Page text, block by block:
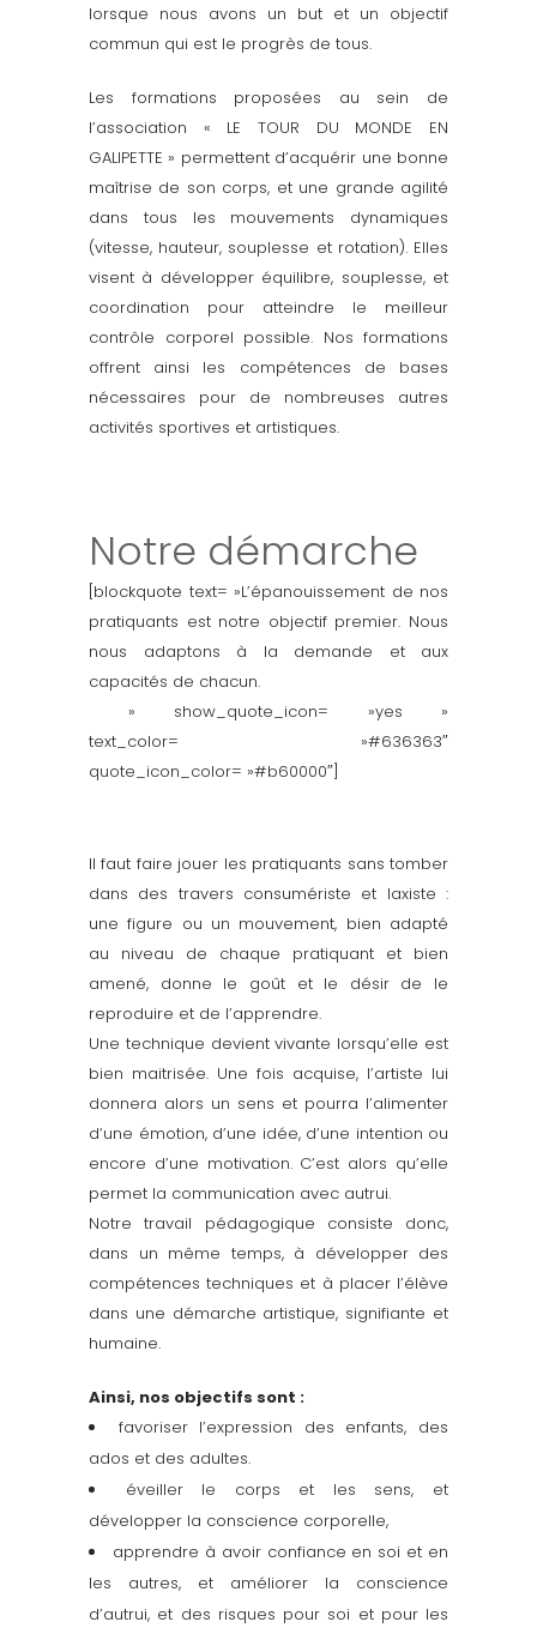
lorsque nous avons un but et un objectif
commun qui est le progrès de tous.
Les formations proposées au sein de
l’association « LE TOUR DU MONDE EN
GALIPETTE » permettent d’acquérir une bonne
maîtrise de son corps, et une grande agilité
dans tous les mouvements dynamiques
(vitesse, hauteur, souplesse et rotation). Elles
visent à développer équilibre, souplesse, et
coordination pour atteindre le meilleur
contrôle corporel possible. Nos formations
offrent ainsi les compétences de bases
nécessaires pour de nombreuses autres
activités sportives et artistiques.
Notre démarche
[blockquote text= »L’épanouissement de nos
pratiquants est notre objectif premier. Nous
nous adaptons à la demande et aux
capacités de chacun.
» show_quote_icon= »yes »
text_color= »#636363″
quote_icon_color= »#b60000″]
Il faut faire jouer les pratiquants sans tomber
dans des travers consumériste et laxiste :
une figure ou un mouvement, bien adapté
au niveau de chaque pratiquant et bien
amené, donne le goût et le désir de le
reproduire et de l’apprendre.
Une technique devient vivante lorsqu’elle est
bien maitrisée. Une fois acquise, l’artiste lui
donnera alors un sens et pourra l’alimenter
d’une émotion, d’une idée, d’une intention ou
encore d’une motivation. C’est alors qu’elle
permet la communication avec autrui.
Notre travail pédagogique consiste donc,
dans un même temps, à développer des
compétences techniques et à placer l’élève
dans une démarche artistique, signifiante et
humaine.
Ainsi, nos objectifs sont :
favoriser l’expression des enfants, des
ados et des adultes.
éveiller le corps et les sens, et
développer la conscience corporelle,
apprendre à avoir confiance en soi et en
les autres, et améliorer la conscience
d’autrui, et des risques pour soi et pour les